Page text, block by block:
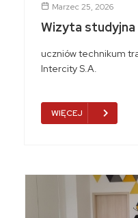
Marzec 25, 2026
Wizyta studyjna
uczniów technikum
Intercity S.A.
WIĘCEJ